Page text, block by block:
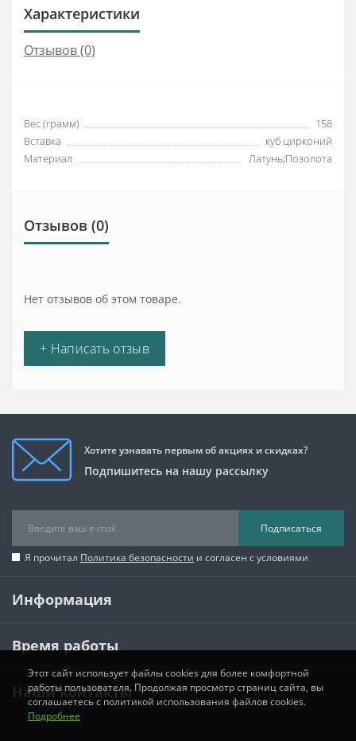
Характеристики
Отзывов (0)
Вес (грамм)
158
Вставка
куб цирконий
Материал
Латунь;Позолота
Отзывов (0)
Нет отзывов об этом товаре.
+ Написать отзыв
Хотите узнавать первым об акциях и скидках?
Подпишитесь на нашу рассылку
Подписаться
Я прочитал Политика безопасности и согласен с условиями
Информация
Время работы
Наши контакты
Этот сайт использует файлы cookies для более комфортной
работы пользователя. Продолжая просмотр страниц сайта, вы
соглашаетесь с политикой использования файлов cookies.
Подробнее